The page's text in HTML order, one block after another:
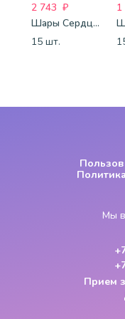
2 743 ₽
Шары Сердца красные
15 шт.
1
Мы в
Прием